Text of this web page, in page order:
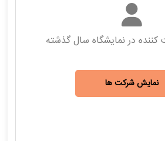
در نمایشگاه سال گذشته
نمایش شرکت ها